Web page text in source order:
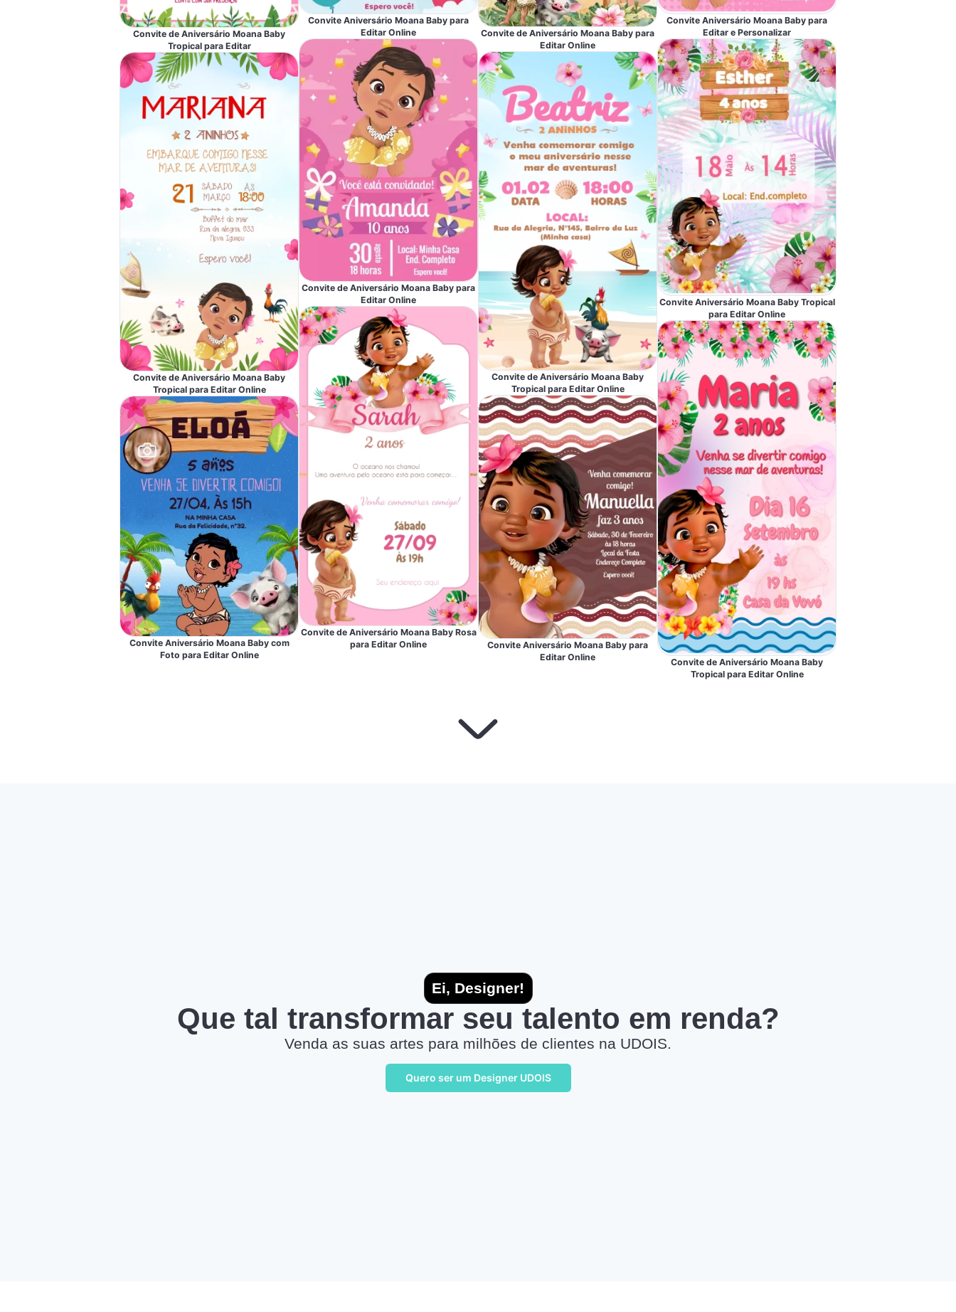
Convite de Aniversário Moana Baby
Tropical para Editar
Convite de Aniversário Moana Baby
Tropical para Editar Online
Convite Aniversário Moana Baby com
Foto para Editar Online
Convite Aniversário Moana Baby para
Editar Online
Convite de Aniversário Moana Baby para
Editar Online
Convite de Aniversário Moana Baby Rosa
para Editar Online
Convite de Aniversário Moana Baby para
Editar Online
Convite de Aniversário Moana Baby
Tropical para Editar Online
Convite Aniversário Moana Baby para
Editar Online
Convite Aniversário Moana Baby para
Editar e Personalizar
Convite Aniversário Moana Baby Tropical
para Editar Online
Convite de Aniversário Moana Baby
Tropical para Editar Online
Ei, Designer!
Que tal transformar seu talento em renda?
Venda as suas artes para milhões de clientes na UDOIS.
Quero ser um Designer UDOIS